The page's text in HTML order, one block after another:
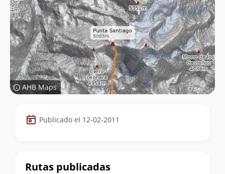
AHB Maps
Datos
de
cumbre
Publicado el 12-02-2011
Rutas publicadas